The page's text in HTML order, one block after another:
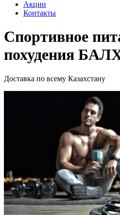
Акции
Контакты
Cпортивное
похудения
Доставка по всему Казахстану